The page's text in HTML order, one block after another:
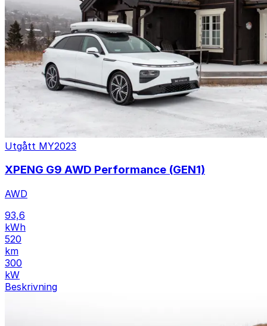
Utgått MY2023
XPENG G9 AWD Performance (GEN1)
AWD
93,6
kWh
520
km
300
kW
Beskrivning